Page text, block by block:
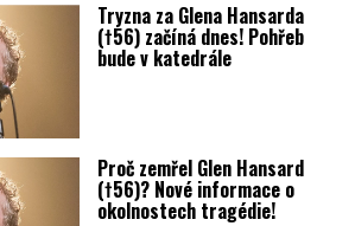
Tryzna za Glena Hansarda
(†56) začíná dnes! Pohřeb
bude v katedrále
Proč zemřel Glen Hansard
(†56)? Nové informace o
okolnostech tragédie!